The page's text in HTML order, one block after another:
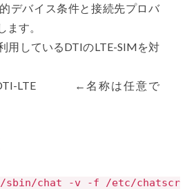
デバイス条件と接続先プロバ
ます。
用しているDTIのLTE-SIMを対
DTI-LTE ←名称は任意で
chat -v -f /etc/chatscripts/